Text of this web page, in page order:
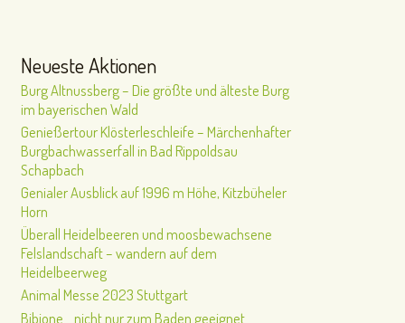
Neueste Aktionen
Burg Altnussberg – Die größte und älteste Burg
im bayerischen Wald
Genießertour Klösterleschleife – Märchenhafter
Burgbachwasserfall in Bad Rippoldsau
Schapbach
Genialer Ausblick auf 1996 m Höhe, Kitzbüheler
Horn
Überall Heidelbeeren und moosbewachsene
Felslandschaft – wandern auf dem
Heidelbeerweg
Animal Messe 2023 Stuttgart
Bibione… nicht nur zum Baden geeignet